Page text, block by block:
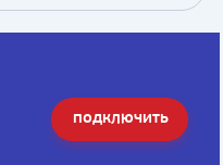
ПОДКЛЮЧИТЬ